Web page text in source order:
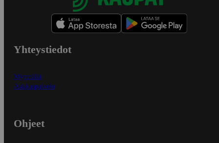
Yhteystiedot
Myymälät
Asiakaspalvelu
Ohjeet